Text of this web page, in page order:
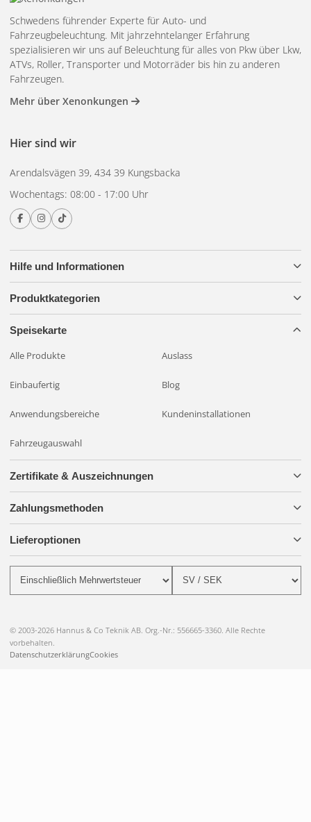
Was ist Refract – Keramik-Sprühlackschutz?
Refract ist ein keramischer Lackschutzspray, der sich sehr
einfach anwenden lässt. Er hinterlässt einen Schutzfilm und
verleiht Ihrem Fahrzeug langanhaltend einen magischen
Glanz und einen optimalen Lackablauf.
Tipps vom Trainer:
Auftragen und eines zum Abwischen. Vermeiden Sie
unbedingt direkte Sonneneinstrahlung und die Anwendung
nassen Oberflächen, Trockengestellen, nassen Mänteln usw.
testen.
EnthältButylglykol, Butyldiglykol, Aminosilixan, Gluconsäure.
Hilfe und Informationen
Produktkategorien
Speisekarte
Alle Produkte Auslass
Einbaufertig Blog
Anwendungsbereiche Kundeninstallationen
Fahrzeugauswahl
Schwedens führender Experte für Auto- und
Fahrzeugbeleuchtung. Mit jahrzehntelanger Erfahrung
spezialisieren wir uns auf Beleuchtung für alles von Pkw über Lkw,
ATVs, Roller, Transporter und Motorräder bis hin zu anderen
Fahrzeugen.
Mehr über Xenonkungen
Hier sind wir
Arendalsvägen 39, 434 39 Kungsbacka
Wochentags: 08:00 - 17:00 Uhr
Zertifikate & Auszeichnungen
Zahlungsmethoden
Lieferoptionen
© 2003-2026 Hannus & Co Teknik AB. Org.-Nr.: 556665-3360. Alle Rechte
vorbehalten.
DatenschutzerklärungCookies